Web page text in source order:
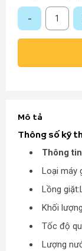
Máy giặt
Mô tả
Thông số kỹ
Thông
Loại máy
Lồng
Khối
Tốc độ
Lượng